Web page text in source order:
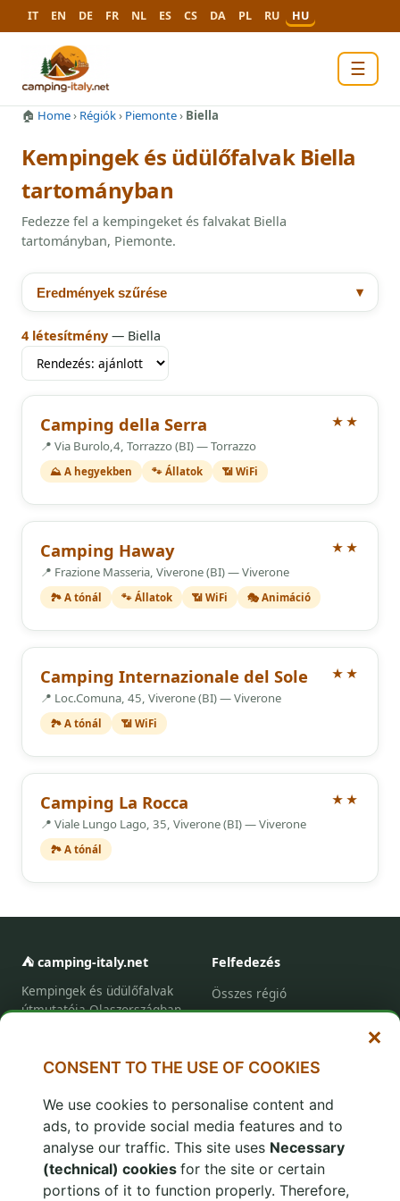
CONSENT TO THE USE OF COOKIES
We use cookies to personalise content and
ads, to provide social media features and to
analyse our traffic. This site uses Necessary
(technical) cookies for the site or certain
portions of it to function properly. Therefore,
IT EN DE FR NL ES CS DA PL RU HU
☰
🏠 Home› Régiók› Piemonte› Biella
Kempingek és üdülőfalvak Biella
tartományban
Fedezze fel a kempingeket és falvakat Biella
tartományban, Piemonte.
Eredmények szűrése ▾
4 létesítmény — Biella
Camping della Serra ★★
2 Csillagok
📍 Via Burolo,4, Torrazzo (BI) — Torrazzo
⛰️ A hegyekben 🐾 Állatok 📶 WiFi
Camping Haway ★★
2 Csillagok
📍 Frazione Masseria, Viverone (BI) — Viverone
🏞️ A tónál 🐾 Állatok 📶 WiFi 🎭 Animáció
Camping Internazionale del Sole ★★
2 Csillagok
📍 Loc.Comuna, 45, Viverone (BI) — Viverone
🏞️ A tónál 📶 WiFi
Camping La Rocca ★★
2 Csillagok
📍 Viale Lungo Lago, 35, Viverone (BI) — Viverone
🏞️ A tónál
⛺ camping-italy.net
Kempingek és üdülőfalvak
útmutatója Olaszországban
Felfedezés
Összes régió
Turisztikai régiók
Kompfoglalás
Információ
Rólunk
Hirdetés
Adatvédelem
A hálózatban
www.camping.it
www.villaggi.com
adv.camping.it